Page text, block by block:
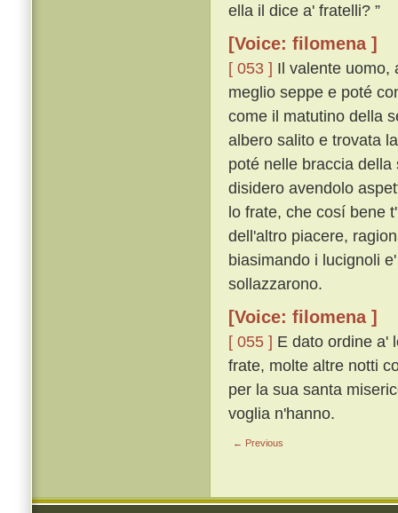
ella il dice a' fratelli? ”
[Voice: filomena ]
[ 053 ] Il valente uomo,
meglio seppe e poté
come il matutino della
albero salito e trovata
poté nelle braccia
disidero avendolo
lo frate, che cosí bene
dell'altro piacere,
biasimando i lucignoli
sollazzarono.
[Voice: filomena ]
[ 055 ] E dato ordine a'
frate, molte altre notti
per la sua santa
voglia n'hanno.
← Previous